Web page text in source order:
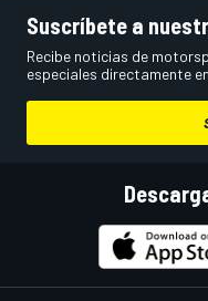
Suscríbete a
Recibe noticias de
especiales directamente